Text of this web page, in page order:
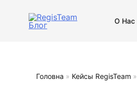
О Нас
Головна » Кейсы RegisTeam »